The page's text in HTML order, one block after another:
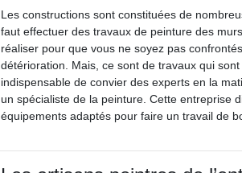
Les constructions sont constituées de
faut effectuer des travaux de peinture des
réaliser pour que vous ne soyez pas
détérioration. Mais, ce sont de travaux qui
indispensable de convier des experts en la
un spécialiste de la peinture. Cette entreprise
équipements adaptés pour faire un travail de